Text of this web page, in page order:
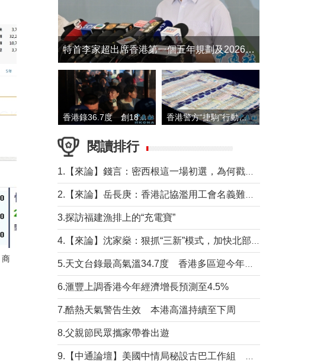
​特首李家超出席香港第一個五年規劃及2026年《施政報告》地區諮詢會
香港錄36.7度 創1884年有紀錄以來最高溫 香港警方“捷駒”行動拘147人 涉洗黑錢逾6億元
閱讀排行
3.探訪福建漁排上的“充電寶”
6.滙豐上調香港今年經濟增長預測至4.5%
7.酷熱天氣警告生效 本港高溫持續至下周
8.父親節民眾攜家帶眷出遊